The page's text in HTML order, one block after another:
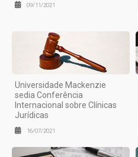
09/11/2021
Universidade Mackenzie
sedia Conferência
Internacional sobre Clínicas
Jurídicas
16/07/2021